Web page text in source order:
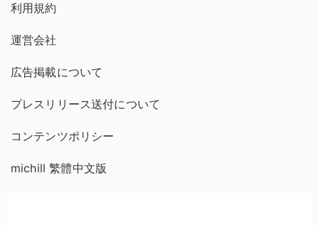
利用規約
運営会社
広告掲載について
プレスリリース送付について
コンテンツポリシー
michill 繁體中文版